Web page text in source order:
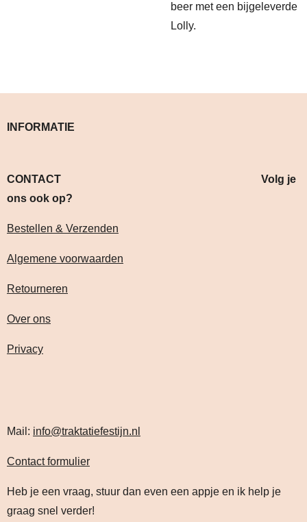
beer met een bijgeleverde
Lolly.
INFORMATIE
CONTACT Volg je
ons ook op?
Bestellen & Verzenden
Algemene voorwaarden
Retourneren
Over ons
Privacy
Mail: info@traktatiefestijn.nl
Contact formulier
Heb je een vraag, stuur dan even een appje en ik help je
graag snel verder!